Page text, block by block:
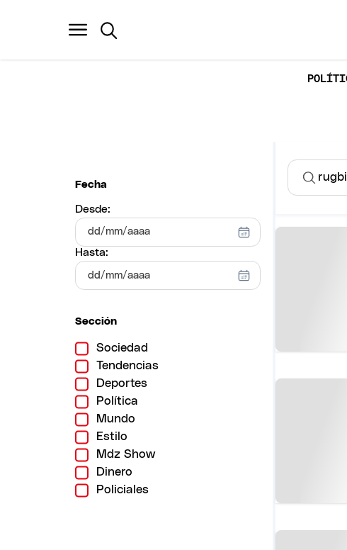
Fecha
Desde:
Hasta:
Sección
Sociedad
Tendencias
Deportes
Política
Mundo
Estilo
Mdz Show
Dinero
Policiales